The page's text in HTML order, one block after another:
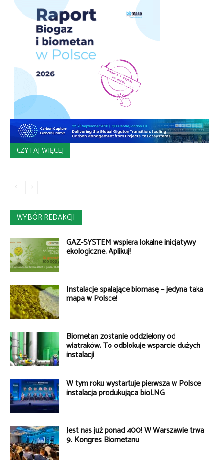
CZYTAJ WIĘCEJ
WYBÓR REDAKCJI
GAZ-SYSTEM wspiera lokalne inicjatywy
ekologiczne. Aplikuj!
Instalacje spalające biomasę – jedyna taka
mapa w Polsce!
Biometan zostanie oddzielony od
wiatraków. To odblokuje wsparcie dużych
instalacji
W tym roku wystartuje pierwsza w Polsce
instalacja produkująca bioLNG
Jest nas już ponad 400! W Warszawie trwa
9. Kongres Biometanu